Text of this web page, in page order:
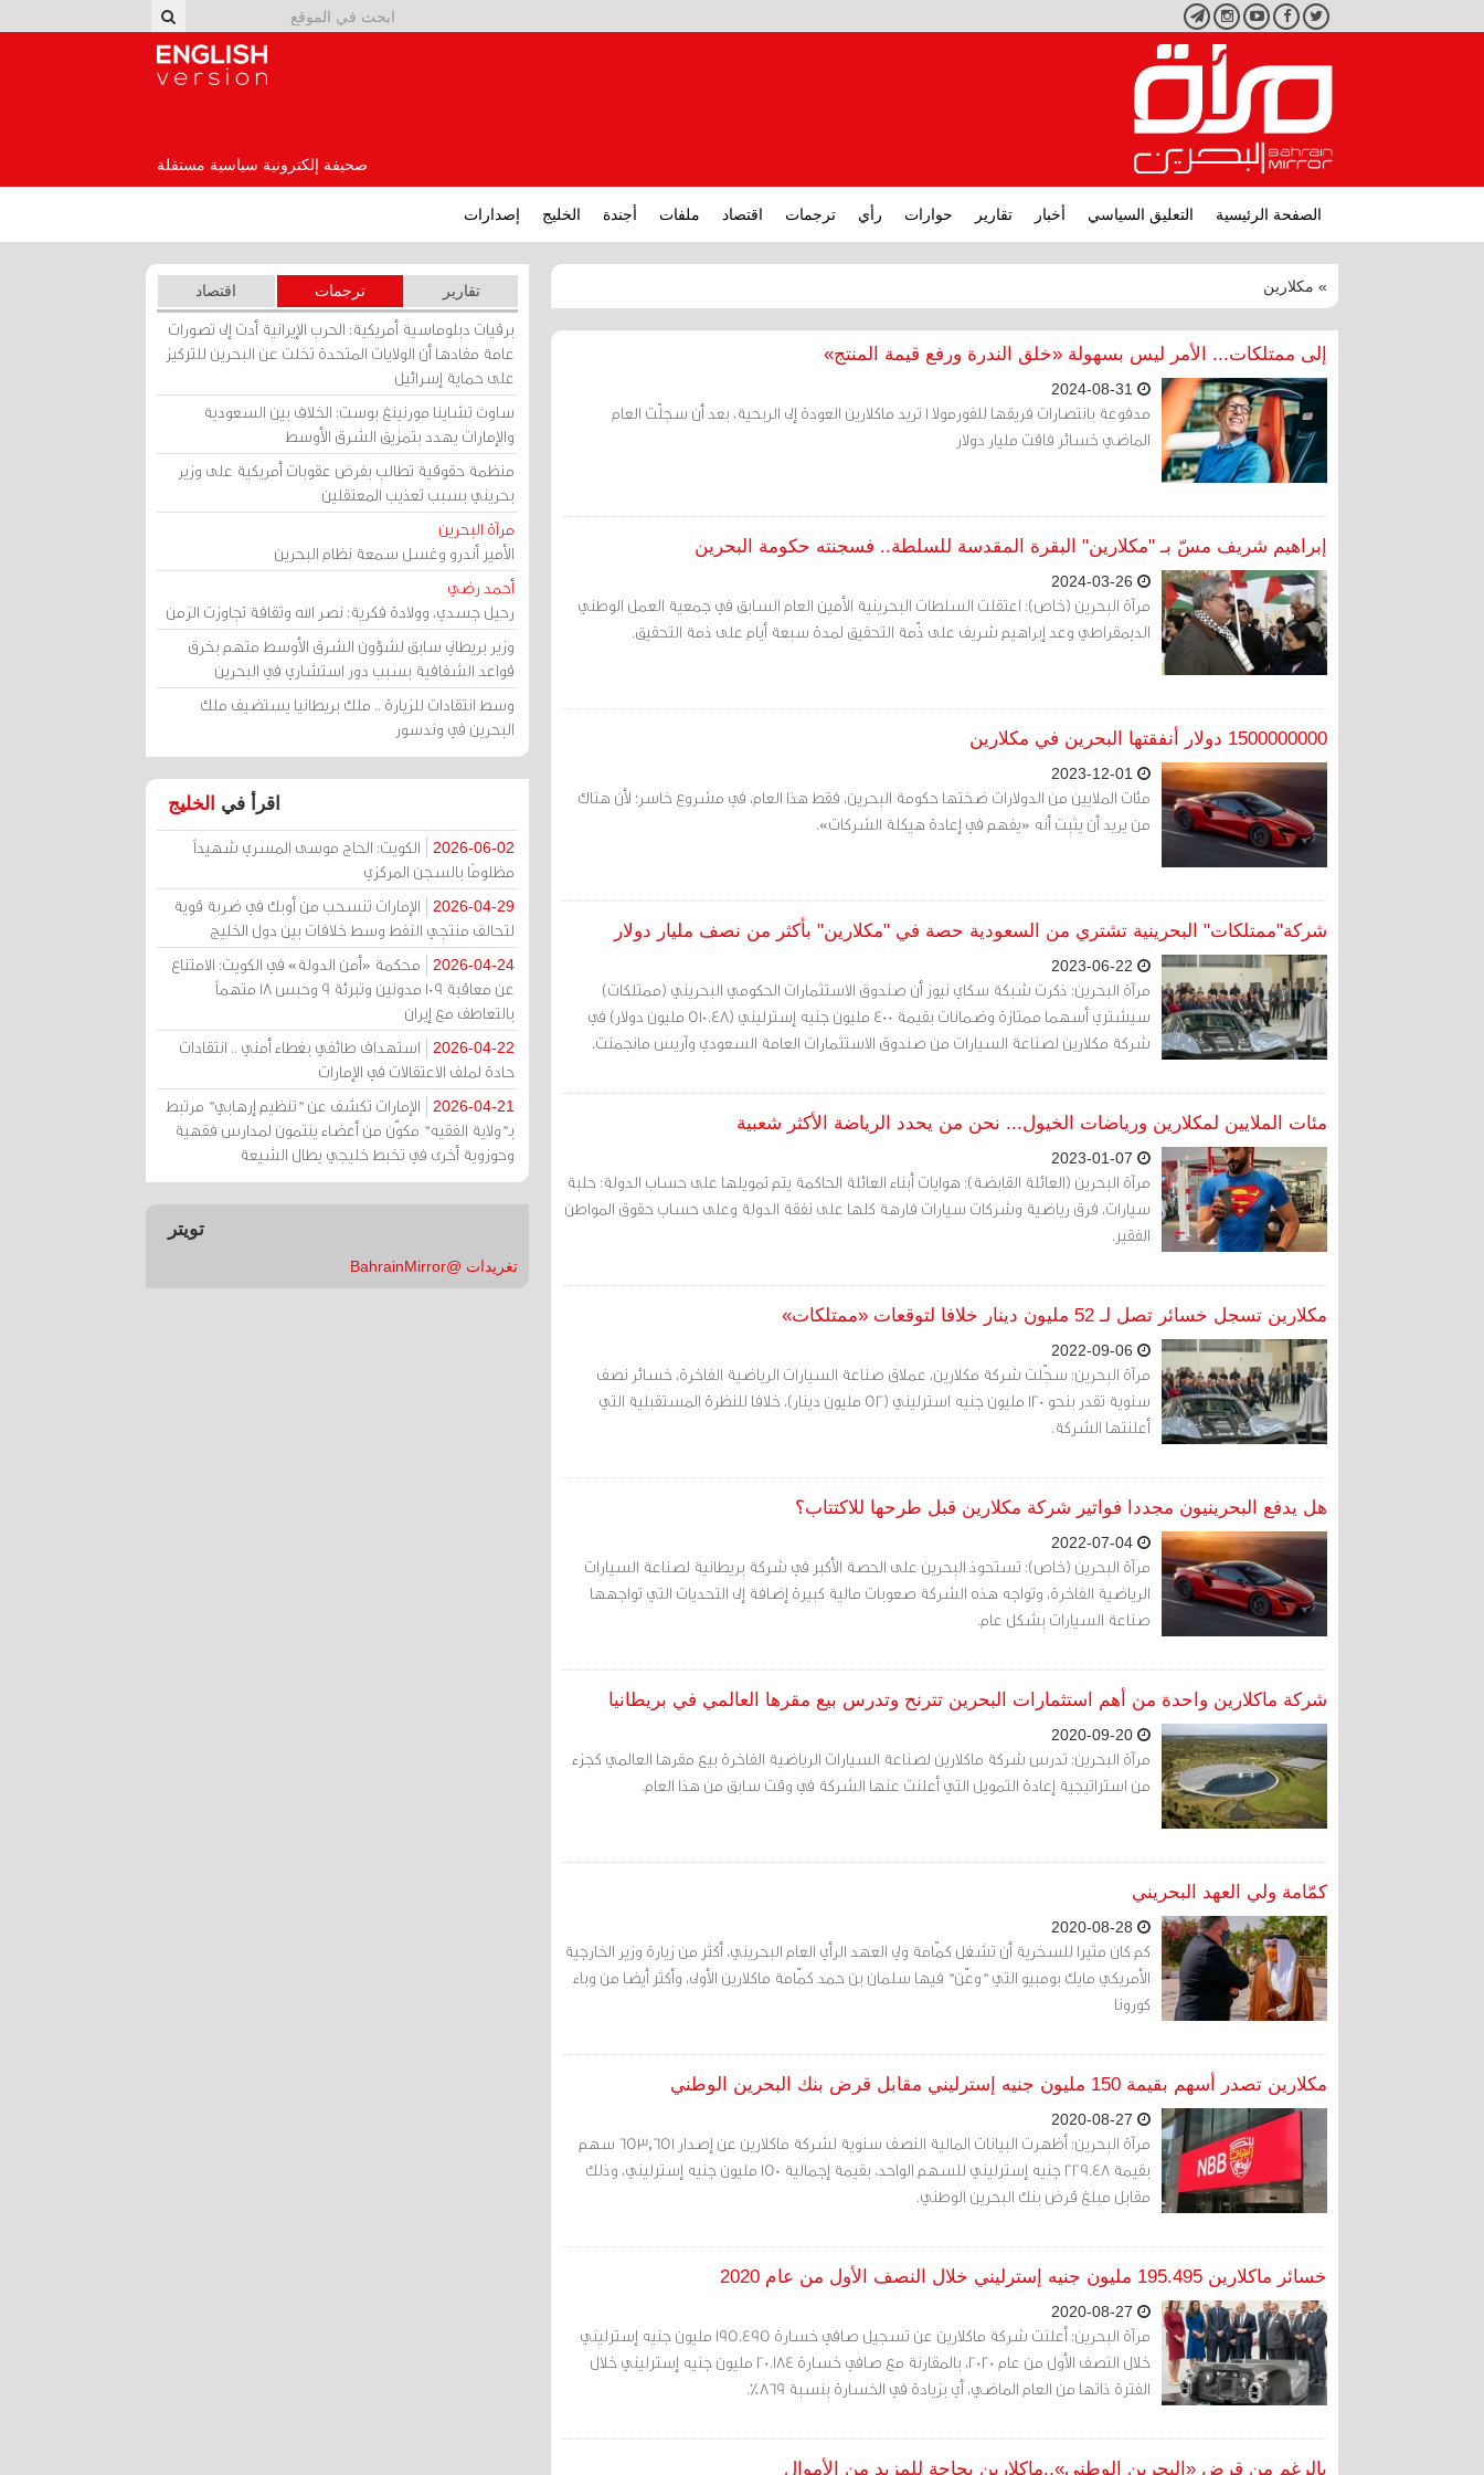
تويتر فيسبوكيوتيوبانستجرامتليجرام
صحيفة إلكترونية سياسية مستقلة
الصفحة الرئيسية التعليق السياسي أخبار تقارير حوارات رأي ترجمات اقتصاد ملفات أجندة الخليج إصدارات
» مكلارين
إلى ممتلكات... الأمر ليس بسهولة «خلق الندرة ورفع قيمة المنتج»
مدفوعة بانتصارات فريقها للفورمولا 1 تريد ماكلارين العودة إلى الربحية، بعد أن سجلّت العام
الماضي خسائر فاقت مليار دولار
إبراهيم شريف مسّ بـ "مكلارين" البقرة المقدسة للسلطة.. فسجنته حكومة البحرين
مرآة البحرين (خاص): اعتقلت السلطات البحرينية الأمين العام السابق في جمعية العمل الوطني
الديمقراطي وعد إبراهيم شريف على ذّمة التحقيق لمدة سبعة أيام على ذمة التحقيق.
1500000000 دولار أنفقتها البحرين في مكلارين
مئات الملايين من الدولارات ضختها حكومة البحرين، فقط هذا العام، في مشروع خاسر؛ لأن هناك
من يريد أن يثبت أنه «يفهم في إعادة هيكلة الشركات».
شركة"ممتلكات" البحرينية تشتري من السعودية حصة في "مكلارين" بأكثر من نصف مليار دولار
مرآة البحرين: ذكرت شبكة سكاي نيوز أن صندوق الاستثمارات الحكومي البحريني (ممتلكات)
سيشتري أسهما ممتازة وضمانات بقيمة 400 مليون جنيه إسترليني (510.48 مليون دولار) في
شركة مكلارين لصناعة السيارات من صندوق الاستثمارات العامة السعودي وآريس مانجمنت.
مئات الملايين لمكلارين ورياضات الخيول... نحن من يحدد الرياضة الأكثر شعبية
مرآة البحرين (العائلة القابضة): هوايات أبناء العائلة الحاكمة يتم تمويلها على حساب الدولة: حلبة
سيارات، فرق رياضية وشركات سيارات فارهة كلها على نفقة الدولة وعلى حساب حقوق المواطن
الفقير.
مكلارين تسجل خسائر تصل لـ 52 مليون دينار خلافا لتوقعات «ممتلكات»
مرآة البحرين: سجّلت شركة مكلارين، عملاق صناعة السيارات الرياضية الفاخرة، خسائر نصف
سنوية تقدر بنحو 120 مليون جنيه استرليني (52 مليون دينار)، خلافا للنظرة المستقبلية التي
أعلنتها الشركة.
هل يدفع البحرينيون مجددا فواتير شركة مكلارين قبل طرحها للاكتتاب؟
مرآة البحرين (خاص): تستحوذ البحرين على الحصة الأكبر في شركة بريطانية لصناعة السيارات
الرياضية الفاخرة، وتواجه هذه الشركة صعوبات مالية كبيرة إضافة إلى التحديات التي تواجهها
صناعة السيارات بشكل عام.
شركة ماكلارين واحدة من أهم استثمارات البحرين تترنح وتدرس بيع مقرها العالمي في بريطانيا
مرآة البحرين: تدرس شركة ماكلارين لصناعة السيارات الرياضية الفاخرة بيع مقرها العالمي كجزء
من استراتيجية إعادة التمويل التي أعلنت عنها الشركة في وقت سابق من هذا العام.
كمّامة ولي العهد البحريني
كم كان مثيرا للسخرية أن تشغل كمّامة ولي العهد الرأي العام البحريني، أكثر من زيارة وزير الخارجية
الأمريكي مايك بومبيو التي "وعّن" فيها سلمان بن حمد كمّامة ماكلارين الأولى، وأكثر أيضا من وباء
كورونا
مكلارين تصدر أسهم بقيمة 150 مليون جنيه إسترليني مقابل قرض بنك البحرين الوطني
مرآة البحرين: أظهرت البيانات المالية النصف سنوية لشركة ماكلارين عن إصدار 653,651 سهم
بقيمة 229.48 جنيه إسترليني للسهم الواحد، بقيمة إجمالية 150 مليون جنيه إسترليني، وذلك
مقابل مبلغ قرض بنك البحرين الوطني.
خسائر ماكلارين 195.495 مليون جنيه إسترليني خلال النصف الأول من عام 2020
مرآة البحرين: أعلنت شركة ماكلارين عن تسجيل صافي خسارة 195.495 مليون جنيه إسترليني
خلال النصف الأول من عام 2020، بالمقارنة مع صافي خسارة 20.184 مليون جنيه إسترليني خلال
الفترة ذاتها من العام الماضي، أي بزيادة في الخسارة بنسبة 869%.
بالرغم من قرض «البحرين الوطني»..ماكلارين بحاجة للمزيد من الأموال
تقارير ترجمات اقتصاد
برقيات دبلوماسية أمريكية: الحرب الإيرانية أدت إلى تصورات
عامة مفادها أن الولايات المتحدة تخلت عن البحرين للتركيز
على حماية إسرائيل
ساوث تشاينا مورنينغ بوست: الخلاف بين السعودية
والإمارات يهدد بتمزيق الشرق الأوسط
منظمة حقوقية تطالب بفرض عقوبات أمريكية على وزير
بحريني بسبب تعذيب المعتقلين
مرآة البحرين
الأمير أندرو وغسل سمعة نظام البحرين
أحمد رضي
رحيل جسدي، وولادة فكرية: نصر الله وثقافة تجاوزت الزمن
وزير بريطاني سابق لشؤون الشرق الأوسط متهم بخرق
قواعد الشفافية بسبب دور استشاري في البحرين
وسط انتقادات للزيارة .. ملك بريطانيا يستضيف ملك
البحرين في وندسور
اقرأ في الخليج
2026-06-02
الكويت: الحاج موسى المسري شهيداً
مظلومًا بالسجن المركزي
2026-04-29
الإمارات تنسحب من أوبك في ضربة قوية
لتحالف منتجي النفط وسط خلافات بين دول الخليج
2026-04-24
محكمة «أمن الدولة» في الكويت: الامتناع
عن معاقبة 109 مدونين وتبرئة 9 وحبس 18 متهماً
بالتعاطف مع إيران
2026-04-22
استهداف طائفي بغطاء أمني .. انتقادات
حادة لملف الاعتقالات في الإمارات
2026-04-21
الإمارات تكشف عن "تنظيم إرهابي" مرتبط
بـ"ولاية الفقيه" مكوّن من أعضاء ينتمون لمدارس فقهية
وحوزوية أخرى في تخبط خليجي يطال الشيعة
تويتر
تغريدات @BahrainMirror